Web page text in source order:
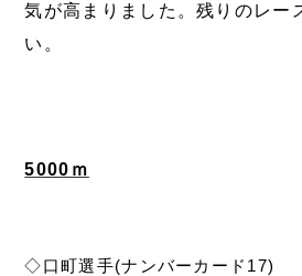
気が高まりました。残りのレー
い。
5000ｍ
◇口町選手(ナンバーカード17)